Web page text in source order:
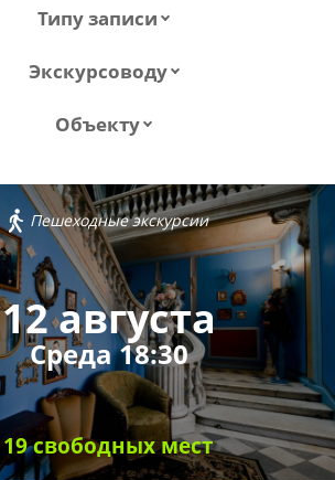
Типу записи
Экскурсоводу
Объекту
Пешеходные экскурсии
12 августа
Среда 18:30
19 свободных мест